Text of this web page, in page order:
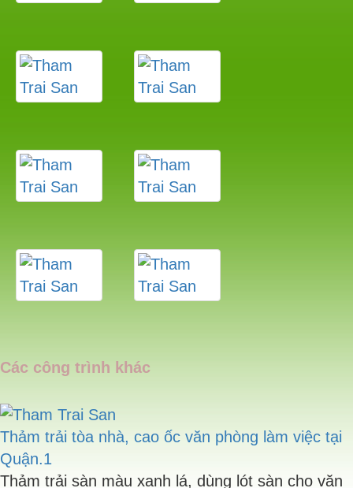
Các công trình khác
Thảm trải tòa nhà, cao ốc văn phòng làm việc tại
Quận.1
Thảm trải sàn màu xanh lá, dùng lót sàn cho văn